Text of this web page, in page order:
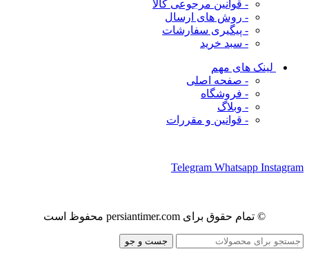
- قوانین مرجوعی کالا
- روش های ارسال
- پیگیری سفارشات
- سبد خرید
لینک های مهم
- صفحه اصلی
- فروشگاه
- وبلاگ
- قوانین و مقررات
Telegram Whatsapp Instagram
© تمام حقوق برای persiantimer.com محفوظ است
جست و جو